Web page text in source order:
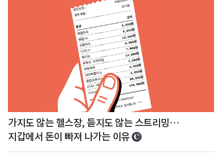
가지도 않는 헬스장, 듣지도 않는 스트리밍…
지갑에서 돈이 빠져 나가는 이유